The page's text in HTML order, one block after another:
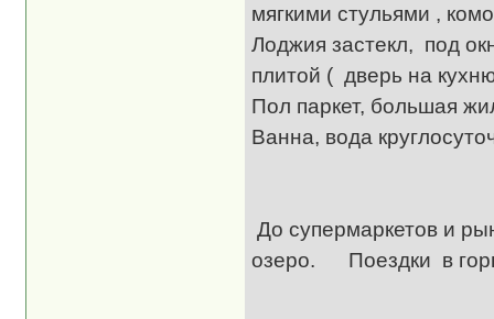
мягкими стульями ,
Лоджия застекл, под
плитой ( дверь на
Пол паркет, большая
Ванна, вода
До супермаркетов и
озеро. Поездки в